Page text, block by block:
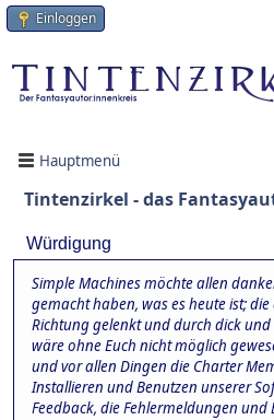
Einloggen
Hauptmenü
Tintenzirkel - das
Würdigung
Simple Machines möchte allen
gemacht haben, was es heute ist;
Richtung gelenkt und durch dick
wäre ohne Euch nicht möglich
und vor allen Dingen die Charter
Installieren und Benutzen unserer
Feedback, die Fehlermeldungen und